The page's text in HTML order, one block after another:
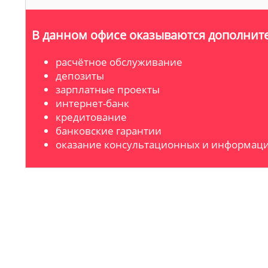
В данном офисе оказываются
расчётное обслуживание
депозиты
зарплатные проекты
интернет-банк
кредитование
банковские гарантии
оказание консультационных и